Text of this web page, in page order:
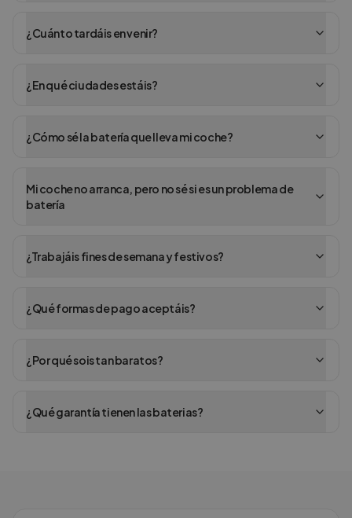
¿Cuánto tardáis en venir?
¿En qué ciudades estáis?
¿Cómo sé la batería que lleva mi coche?
Mi coche no arranca, pero no sé si es un problema de
batería
¿Trabajáis fines de semana y festivos?
¿Qué formas de pago aceptáis?
¿Por qué sois tan baratos?
¿Qué garantía tienen las baterias?